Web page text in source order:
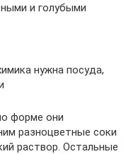
и голубыми
нужна посуда,
форме они
разноцветные соки
раствор. Остальные